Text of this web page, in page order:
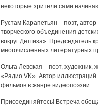
некоторые зрители сами
Рустам Карапетьян – поэт,
творческого объединения
вокруг Детгиза». Председатель
многочисленных литературных
Ольга Левская – поэт,
«Радио VK». Автор
фильмов в жанре видеопоэзии.
Присоединяйтесь! Встреча